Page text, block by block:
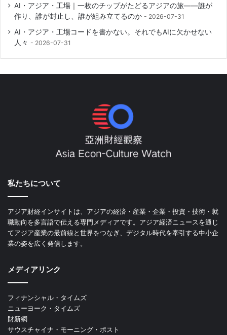
AI・アジア・工場｜一枚のチップがたどるアジアの旅――誰が
作り、誰が封止し、誰が組み立てるのか
2026-07-31
AI・アジア・工場コードを書かない。それでもAIに欠かせない
人々
2026-07-31
私たちについて
アジア財経インサイトは、アジアの経済・産業・企業・投資・技術・就
職動向を多言語で伝える専門メディアです。アジア経済ニュースを通じ
てアジア産業の最前線と世界をつなぎ、デジタル時代を牽引する中小企
業の姿を広く発信します。
メディアリンク
フィナンシャル・タイムズ
ニューヨーク・タイムズ
財新網
サウスチャイナ・モーニング・ポスト